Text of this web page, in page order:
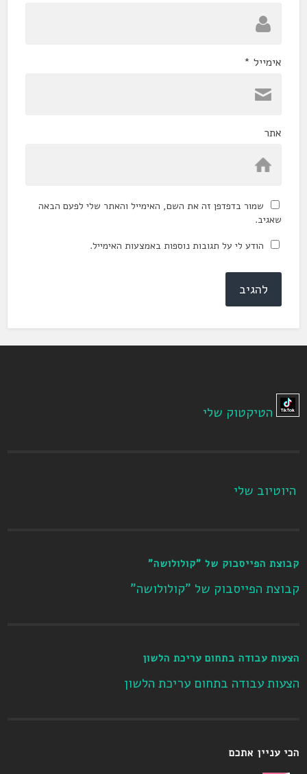
אימייל *
אתר
שמור בדפדפן זה את השם, האימייל והאתר שלי לפעם הבאה
שאגיב.
הודע לי על תגובות נוספות באמצעות האימייל.
הטיקטוק שלי
היוטיוב שלי
קבוצת הפייסבוק של "קולולושה"
קבוצת הפייסבוק של "קולולושה"
הצעות עבודה בתחום עריכת הלשון
הצעות עבודה בתחום עריכת הלשון
הכי עניין אתכם